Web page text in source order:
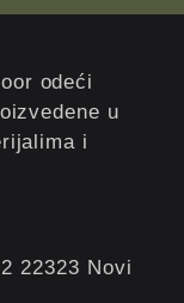
odeći
u
i
22323 Novi